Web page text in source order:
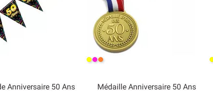
Anniversaire 50 Ans
Jaune
RoseOrange
Médaille Anniversaire 50 Ans